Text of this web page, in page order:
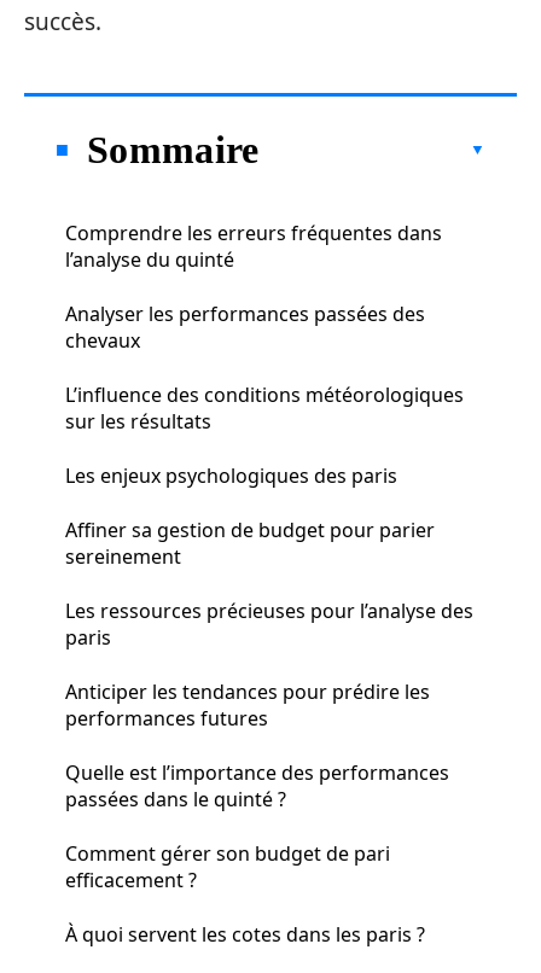
succès.
Sommaire
Comprendre les erreurs fréquentes dans
l’analyse du quinté
Analyser les performances passées des
chevaux
L’influence des conditions météorologiques
sur les résultats
Les enjeux psychologiques des paris
Affiner sa gestion de budget pour parier
sereinement
Les ressources précieuses pour l’analyse des
paris
Anticiper les tendances pour prédire les
performances futures
Quelle est l’importance des performances
passées dans le quinté ?
Comment gérer son budget de pari
efficacement ?
À quoi servent les cotes dans les paris ?